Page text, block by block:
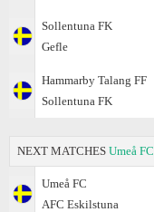
Sollentuna FK
Gefle
Hammarby Talang FF
Sollentuna FK
NEXT MATCHES Umeå FC
Umeå FC
AFC Eskilstuna